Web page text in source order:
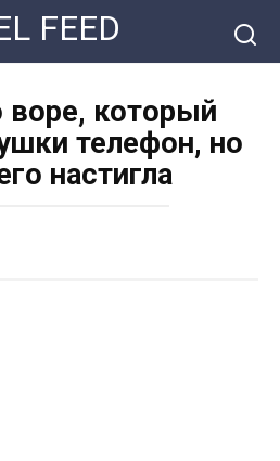
FEED
воре, который
телефон, но
настигла